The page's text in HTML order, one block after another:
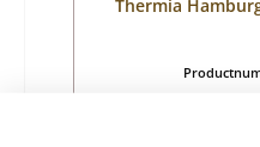
Thermia